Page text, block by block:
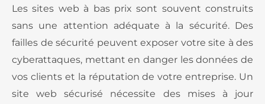
Les sites web à bas prix sont souvent construits
sans une attention adéquate à la sécurité. Des
failles de sécurité peuvent exposer votre site à des
cyberattaques, mettant en danger les données de
vos clients et la réputation de votre entreprise. Un
site web sécurisé nécessite des mises à jour